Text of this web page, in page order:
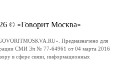
© «Говорит Москва»
Предназначено для
СМИ Эл № 77-64961 от 04 марта 2016
в сфере связи, информационных